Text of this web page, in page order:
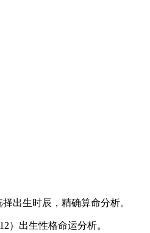
出生时辰，精确算命分析。
）出生性格命运分析。